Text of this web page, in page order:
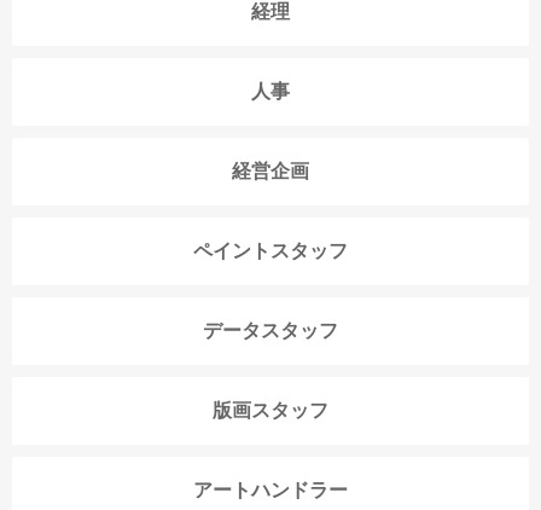
経理
人事
経営企画
ペイントスタッフ
データスタッフ
版画スタッフ
アートハンドラー